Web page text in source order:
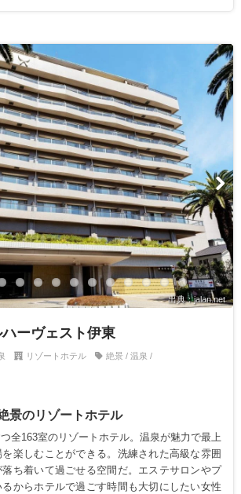
出典：jalan.net
ーヴェスト伊東
リゾートホテル 絶景 / 温泉 /
景のリゾートホテル
全163室のリゾートホテル。温泉が魅力で最上
楽しむことができる。洗練された高級な雰囲
ち着いて過ごせる空間だ。エステサロンやプ
からホテルで過ごす時間も大切にしたい女性